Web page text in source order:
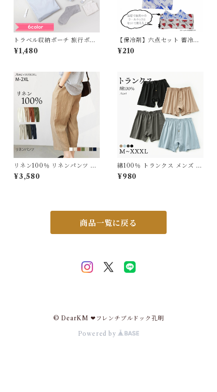
トラベル収納ポーチ 旅行ポー
チ 小分け収納 ランドリー収納
３点セット 3サイズ 旅行 バッ
出張 入院 洋服収納 おしゃれ b
ottadesing G106
¥1,480
【保冷剤】六点セット 蓄冷剤
スノーパック 50g ペットクー
ルネック用
¥210
リネン100％ リネンパンツ 麻
リネン パンツ 8分丈 レディー
ス 麻パンツ 無地 おしゃれ 体
ナチュラル 5682369 スイモ
¥3,580
綿100％ トランクス メンズ メ
ンズ下着 インナーパンツ パン
ツ 男性 男子 男性下着 綿 コッ
7238 スイモク【水沐良品】
¥980
商品一覧に戻る
© DearKM ❤︎フレンチブルドック孔明
Powered by